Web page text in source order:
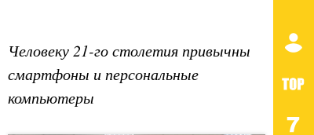
Человеку 21-го столетия привычны
смартфоны и персональные
компьютеры